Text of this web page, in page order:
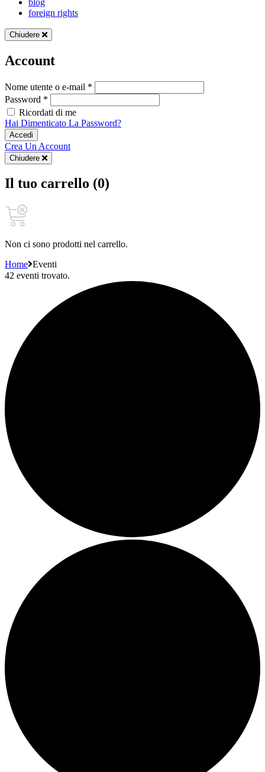
foreign rights
Chiudere
Account
Nome utente o e-mail *
Password *
Ricordati di me
Hai Dimenticato La Password?
Accedi
Crea Un Account
Chiudere
Il tuo carrello (0)
Non ci sono prodotti nel carrello.
Home Eventi
42 eventi trovato.